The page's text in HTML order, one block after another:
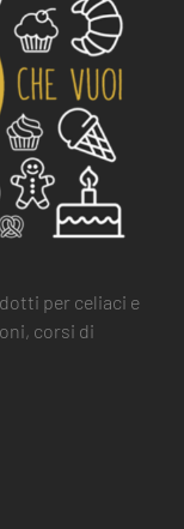
per celiaci e
corsi di